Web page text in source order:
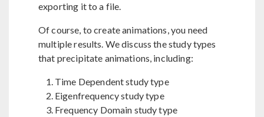
exporting it to a file.
Of course, to create animations, you need
multiple results. We discuss the study types
that precipitate animations, including:
Time Dependent study type
Eigenfrequency study type
Frequency Domain study type